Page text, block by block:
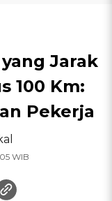
Jarak
100 Km:
Pekerja
WIB